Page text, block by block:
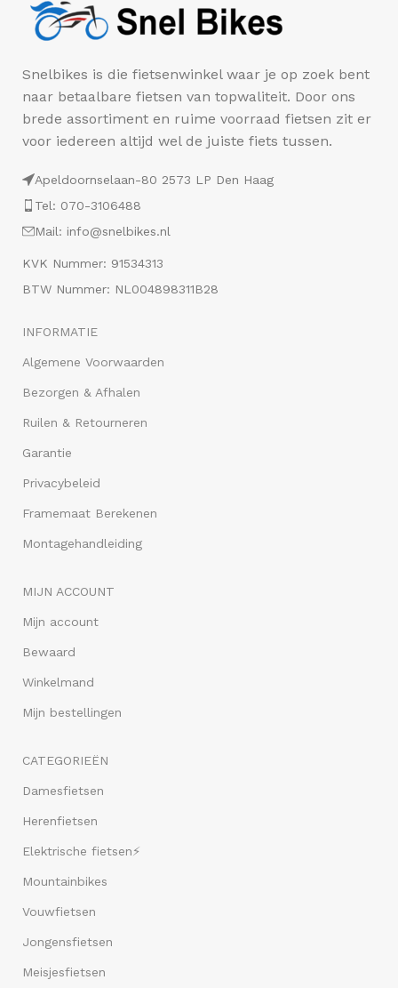
Snelbikes is die fietsenwinkel waar je op zoek bent
naar betaalbare fietsen van topwaliteit. Door ons
brede assortiment en ruime voorraad fietsen zit er
voor iedereen altijd wel de juiste fiets tussen.
Apeldoornselaan-80 2573 LP Den Haag
Tel: 070-3106488
Mail: info@snelbikes.nl
KVK Nummer: 91534313
BTW Nummer: NL004898311B28
INFORMATIE
Algemene Voorwaarden
Bezorgen & Afhalen
Ruilen & Retourneren
Garantie
Privacybeleid
Framemaat Berekenen
Montagehandleiding
MIJN ACCOUNT
Mijn account
Bewaard
Winkelmand
Mijn bestellingen
CATEGORIEËN
Damesfietsen
Herenfietsen
Elektrische fietsen⚡
Mountainbikes
Vouwfietsen
Jongensfietsen
Meisjesfietsen